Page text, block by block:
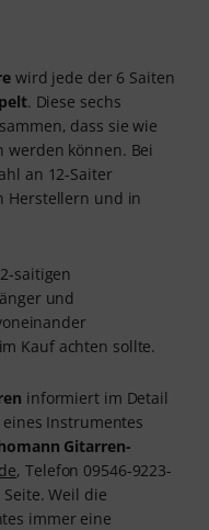
wird jede der 6 Saiten
. Diese sechs
dass sie wie
können. Bei
an 12-Saiter
Herstellern und in
saitigen
und
Kauf achten sollte.
informiert im Detail
Instrumentes
Gitarren-
, Telefon 09546-9223-
Weil die
immer eine